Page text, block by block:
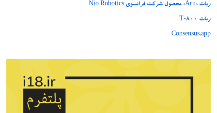
ربات «Aru» محصول شرکت فرانسوی Nio Robotics
ربات T‑800
Consensus.app